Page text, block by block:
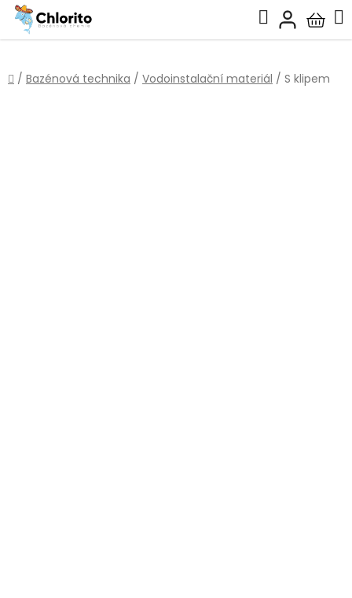
Přejít
obsah
Hledat
košík
Domů
/ Bazénová technika / Vodoinstalační materiál / S klipem